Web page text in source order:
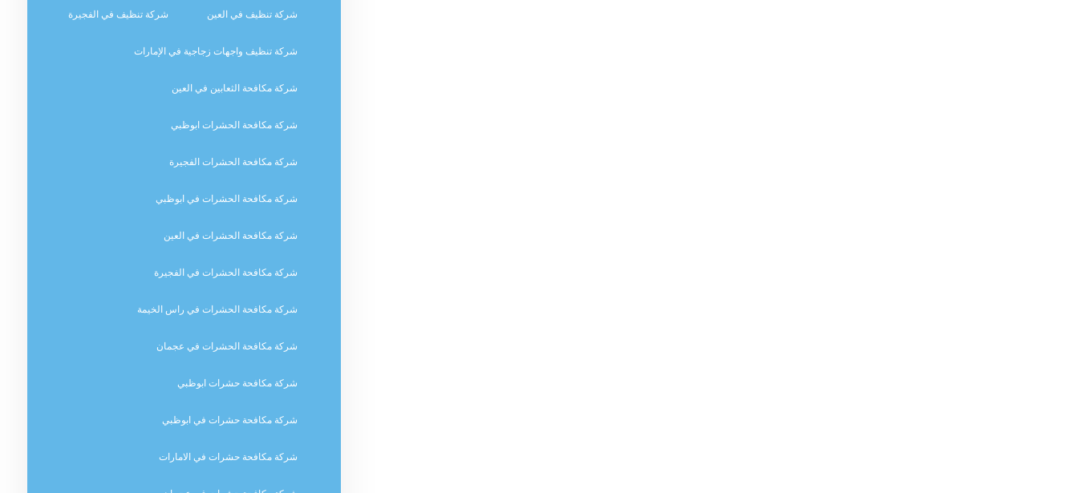
شركة تنظيف في العين شركة تنظيف في الفجيرة
شركة تنظيف واجهات زجاجية في الإمارات
شركة مكافحة الثعابين في العين
شركة مكافحة الحشرات ابوظبي
شركة مكافحة الحشرات الفجيرة
شركة مكافحة الحشرات في ابوظبي
شركة مكافحة الحشرات في العين
شركة مكافحة الحشرات في الفجيرة
شركة مكافحة الحشرات في راس الخيمة
شركة مكافحة الحشرات في عجمان
شركة مكافحة حشرات ابوظبي
شركة مكافحة حشرات في ابوظبي
شركة مكافحة حشرات في الامارات